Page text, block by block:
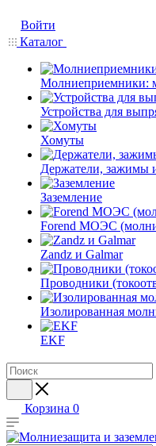
Войти
Каталог
Молниеприемники:
Устройства для
Хомуты
Держатели, зажимы
Заземление
Forend МОЭС
Zandz и Galmar
Проводники
Изолированная
EKF
Корзина 0